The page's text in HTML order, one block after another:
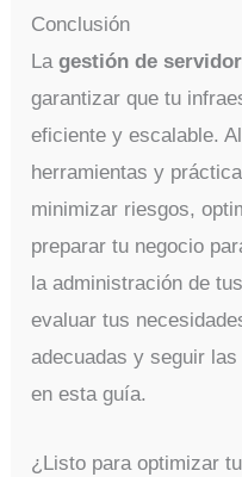
Conclusión
Lagestión de
garantizar que tu
eficiente y escalable.
herramientas y
minimizar riesgos,
preparar tu negocio
la administración de
evaluar tus
adecuadas y seguir
en esta guía.
¿Listo para optimizar